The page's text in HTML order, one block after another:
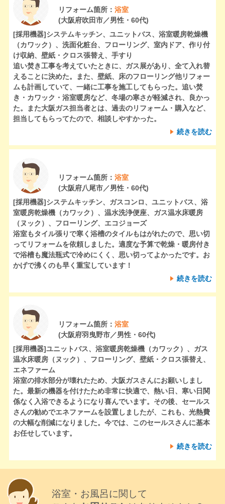
リフォーム箇所： 浴室
(大阪府吹田市／男性・60代)
[採用機器]システムキッチン、ユニットバス、浴室暖房乾燥機
（カワック）、洗面化粧台、フローリング、室内ドア、作り付
け収納、壁紙・クロス張替え、手すり
追い焚き工事を考えていたときに、ガス展があり、全て入れ替
えることに決めた。また、壁紙、床のフローリング他リフォー
ムも計画していて、一緒に工事を施工してもらった。追い焚
き・カワック・浴室暖房など、冬場の寒さが軽減され、良かっ
た。また大阪ガス担当者とは、過去のリフォーム・購入など、
担当してもらってたので、相談しやすかった。
続きを読む
リフォーム箇所： 浴室
(大阪府八尾市／男性・60代)
[採用機器]システムキッチン、ガスコンロ、ユニットバス、浴
室暖房乾燥機（カワック）、温水洗浄便座、ガス温水床暖房
（ヌック）、フローリング、エコジョーズ
浴室もタイル張りで寒く浴槽のタイルもはがれたので、思い切
ってリフォームを依頼しました。適度な予算で乾燥・暖房付き
で浴槽も魔法瓶式で冷めにくく、思い切ってよかったです。お
かげで沸くのも早く重宝しています！
続きを読む
リフォーム箇所： 浴室
(大阪府羽曳野市／男性・60代)
[採用機器]ユニットバス、浴室暖房乾燥機（カワック）、ガス
温水床暖房（ヌック）、フローリング、壁紙・クロス張替え、
エネファーム
浴室の排水部分が壊れたため、大阪ガスさんにお願いしまし
た。最新の機器を付けたため非常に快適で、熱い日、寒い日関
係なく入浴できるようになり喜んでいます。その後、セールス
さんの勧めでエネファームを設置しましたが、これも、光熱費
の大幅な削減になりました。今では、このセールスさんに基本
お任せしています。
続きを読む
浴室・お風呂に関して